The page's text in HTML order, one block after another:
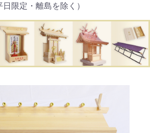
日限定・離島を除く）